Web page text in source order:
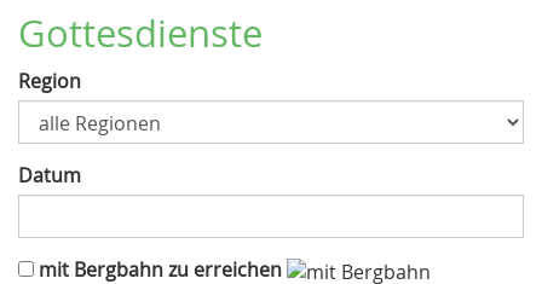
Gottesdienste
Region
Datum
mit Bergbahn zu erreichen